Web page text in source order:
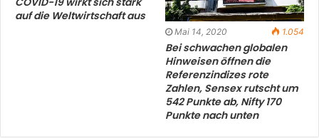
auf die Weltwirtschaft aus
Mai 14, 2020 1.054
Bei schwachen globalen
Hinweisen öffnen die
Referenzindizes rote
Zahlen, Sensex rutscht um
542 Punkte ab, Nifty 170
Punkte nach unten